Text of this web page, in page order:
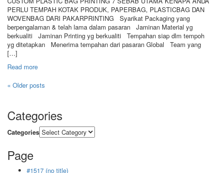
PERLU TEMPAH KOTAK PRODUK, PAPERBAG, PLASTICBAG DAN
WOVENBAG DARI PAKARPRINTING Syarikat Packaging yang
berpengalaman & telah lama dalam pasaran Jaminan Material yg
berkualiti Jaminan Printing yg berkualiti Tempahan siap dlm tempoh
yg ditetapkan Menerima tempahan dari pasaran Global Team yang
[…]
Read more
« Older posts
Categories
Categories
Page
#1517 (no title)